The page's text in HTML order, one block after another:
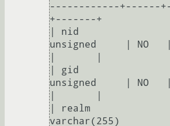
------------+------
+-------+
| nid
unsigned     | NO
| gid
unsigned     | NO
| realm
varchar(255)